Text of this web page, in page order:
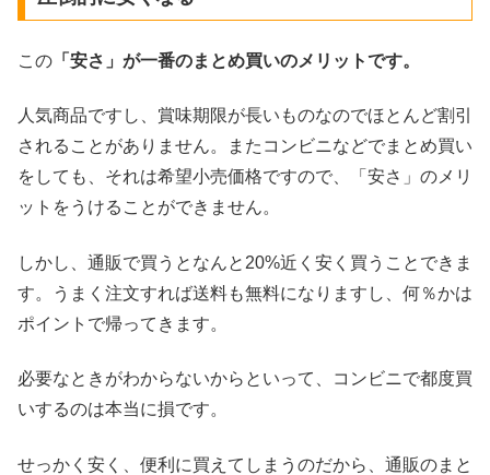
この 「安さ」が一番のまとめ買いのメリットです。
人気商品ですし、賞味期限が長いものなのでほとんど割引
されることがありません。またコンビニなどでまとめ買い
をしても、それは希望小売価格ですので、「安さ」のメリ
ットをうけることができません。
しかし、通販で買うとなんと20%近く安く買うことできま
す。うまく注文すれば送料も無料になりますし、何％かは
ポイントで帰ってきます。
必要なときがわからないからといって、コンビニで都度買
いするのは本当に損です。
せっかく安く、便利に買えてしまうのだから、通販のまと